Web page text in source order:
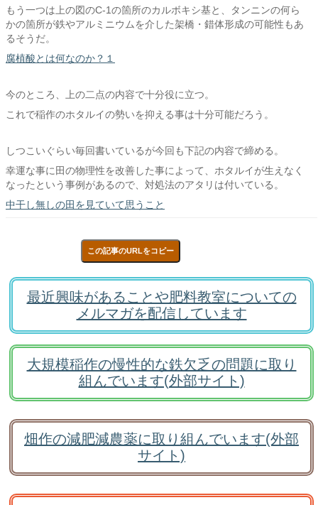
もう一つは上の図のC-1の箇所のカルボキシ基と、タンニンの何ら
かの箇所が鉄やアルミニウムを介した架橋・錯体形成の可能性もあ
るそうだ。
腐植酸とは何なのか？１
今のところ、上の二点の内容で十分役に立つ。
これで稲作のホタルイの勢いを抑える事は十分可能だろう。
しつこいぐらい毎回書いているが今回も下記の内容で締める。
幸運な事に田の物理性を改善した事によって、ホタルイが生えなく
なったという事例があるので、対処法のアタリは付いている。
中干し無しの田を見ていて思うこと
この記事のURLをコピー
最近興味があることや肥料教室についての
メルマガを配信しています
大規模稲作の慢性的な鉄欠乏の問題に取り
組んでいます(外部サイト)
畑作の減肥減農薬に取り組んでいます(外部
サイト)